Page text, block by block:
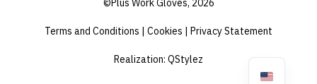
©Plus Work Gloves, 2026
Terms and Conditions | Cookies | Privacy Statement
Realization: QStylez